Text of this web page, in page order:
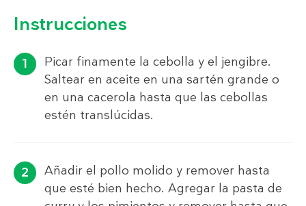
Instrucciones
Picar finamente la cebolla y el jengibre.
Saltear en aceite en una sartén grande o
en una cacerola hasta que las cebollas
estén translúcidas.
Añadir el pollo molido y remover hasta
que esté bien hecho. Agregar la pasta de